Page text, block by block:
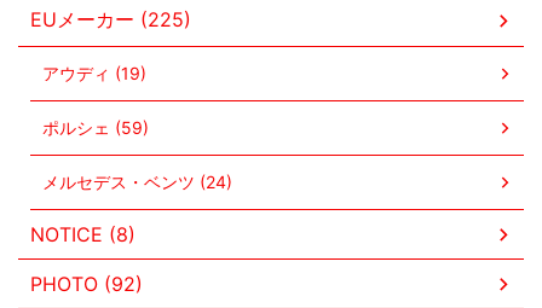
EUメーカー (225)
アウディ (19)
ポルシェ (59)
メルセデス・ベンツ (24)
NOTICE (8)
PHOTO (92)